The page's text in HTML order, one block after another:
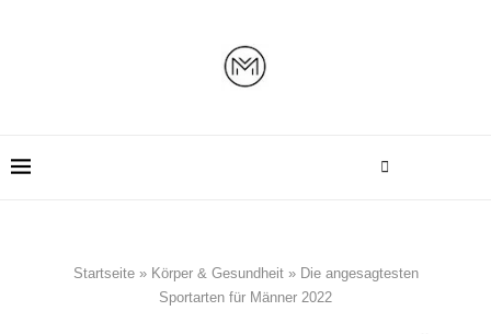
Startseite» Körper & Gesundheit» Die angesagtesten
Sportarten für Männer 2022